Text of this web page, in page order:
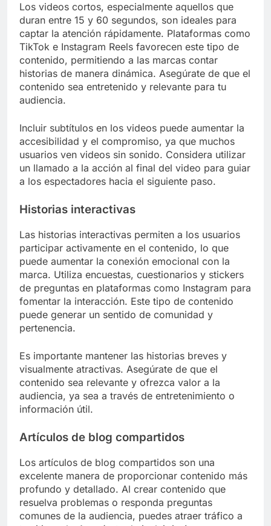
Los videos cortos, especialmente aquellos que
duran entre 15 y 60 segundos, son ideales para
captar la atención rápidamente. Plataformas como
TikTok e Instagram Reels favorecen este tipo de
contenido, permitiendo a las marcas contar
historias de manera dinámica. Asegúrate de que el
contenido sea entretenido y relevante para tu
audiencia.
Incluir subtítulos en los videos puede aumentar la
accesibilidad y el compromiso, ya que muchos
usuarios ven videos sin sonido. Considera utilizar
un llamado a la acción al final del video para guiar
a los espectadores hacia el siguiente paso.
Historias interactivas
Las historias interactivas permiten a los usuarios
participar activamente en el contenido, lo que
puede aumentar la conexión emocional con la
marca. Utiliza encuestas, cuestionarios y stickers
de preguntas en plataformas como Instagram para
fomentar la interacción. Este tipo de contenido
puede generar un sentido de comunidad y
pertenencia.
Es importante mantener las historias breves y
visualmente atractivas. Asegúrate de que el
contenido sea relevante y ofrezca valor a la
audiencia, ya sea a través de entretenimiento o
información útil.
Artículos de blog compartidos
Los artículos de blog compartidos son una
excelente manera de proporcionar contenido más
profundo y detallado. Al crear contenido que
resuelva problemas o responda preguntas
comunes de la audiencia, puedes atraer tráfico a